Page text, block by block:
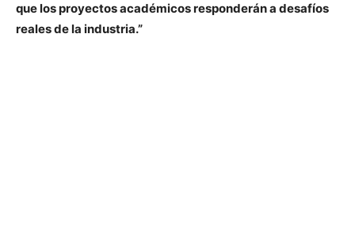
que los proyectos académicos responderán a desafíos
reales de la industria.”